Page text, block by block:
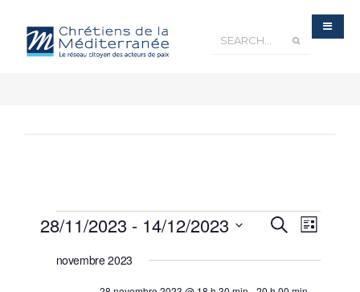
Recherche
et
navigation
Recherche
de
Liste
28/11/2023 - 14/12/2023
unenovembre 2023